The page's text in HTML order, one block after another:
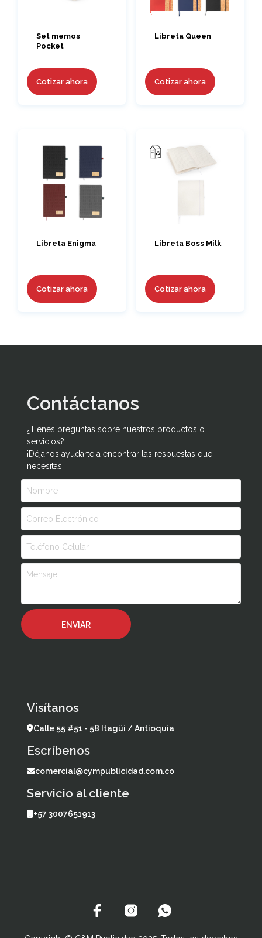
Set memos
Pocket
Cotizar ahora
Libreta Queen
Cotizar ahora
Libreta Enigma
Cotizar ahora
Libreta Boss Milk
Cotizar ahora
Contáctanos
¿Tienes preguntas sobre nuestros productos o
servicios?
¡Déjanos ayudarte a encontrar las respuestas que
necesitas!
Visítanos
Calle 55 #51 - 58 Itagüí / Antioquia
Escríbenos
comercial@cympublicidad.com.co
Servicio al cliente
+57 3007651913